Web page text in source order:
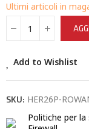
Ultimi articoli in
Add to Wishlist
SKU: HER26P-
Politiche per la